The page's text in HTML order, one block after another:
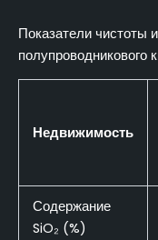
Показатели чистоты
полупроводникового
Недвижимость
Содержание
SiO₂ (%)